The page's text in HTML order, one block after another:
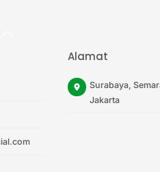
Alamat
Surabaya,
Jakarta